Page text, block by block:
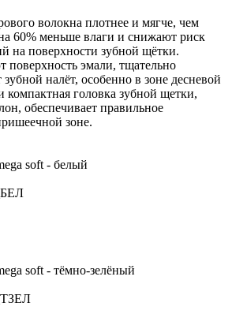
волокна плотнее и мягче, чем
60% меньше влаги и снижают риск
на поверхности зубной щётки.
эмали, тщательно
налёт, особенно в зоне десневой
компактная головка зубной щетки,
обеспечивает правильное
зоне.
soft - белый
soft - тёмно-зелёный